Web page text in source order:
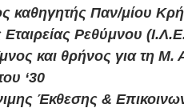
καθηγητής Παν/μίου
Ρεθύμνου
και θρήνος για τη Μ.
‘30
Έκθεσης &